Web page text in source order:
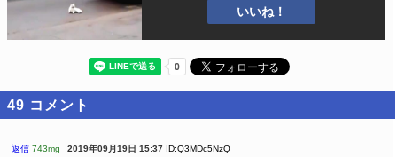
いいね！
49 コメント
返信 743mg 2019年09月19日 15:37 ID:Q3MDc5NzQ